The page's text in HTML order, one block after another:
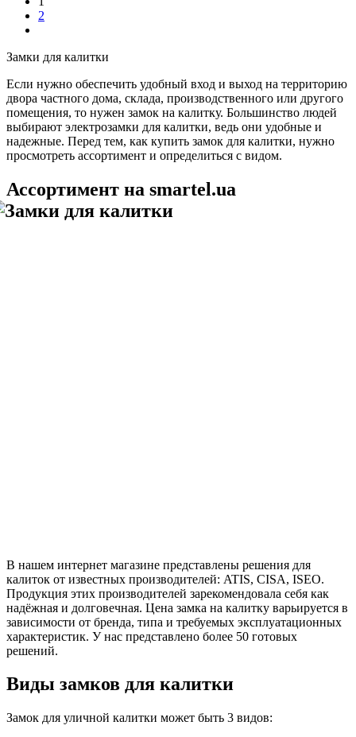
2
Замки для калитки
Если нужно обеспечить удобный вход и выход на территорию
двора частного дома, склада, производственного или другого
помещения, то нужен замок на калитку. Большинство людей
выбирают электрозамки для калитки, ведь они удобные и
надежные. Перед тем, как купить замок для калитки, нужно
просмотреть ассортимент и определиться с видом.
Ассортимент на smartel.ua
В нашем интернет магазине представлены решения для
калиток от известных производителей: ATIS, CISA, ISEO.
Продукция этих производителей зарекомендовала себя как
надёжная и долговечная. Цена замка на калитку варьируется в
зависимости от бренда, типа и требуемых эксплуатационных
характеристик. У нас представлено более 50 готовых
решений.
Виды замков для калитки
Замок для уличной калитки может быть 3 видов: